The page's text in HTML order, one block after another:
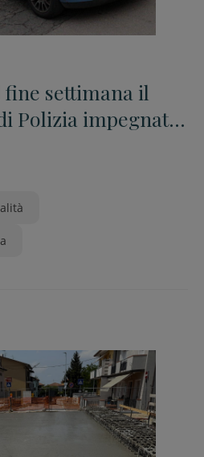
fine settimana il
Polizia impegnato
alta sui